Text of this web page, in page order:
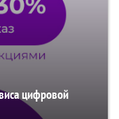
цифровой